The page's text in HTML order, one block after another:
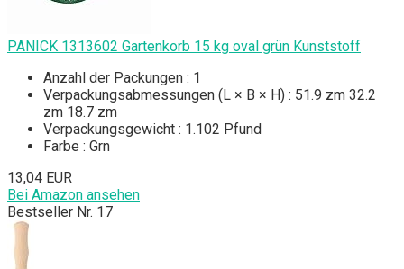
PANICK 1313602 Gartenkorb 15 kg oval grün Kunststoff
Anzahl der Packungen : 1
Verpackungsabmessungen (L × B × H) : 51.9 zm 32.2
zm 18.7 zm
Verpackungsgewicht : 1.102 Pfund
Farbe : Grn
13,04 EUR
Bei Amazon ansehen
Bestseller Nr. 17